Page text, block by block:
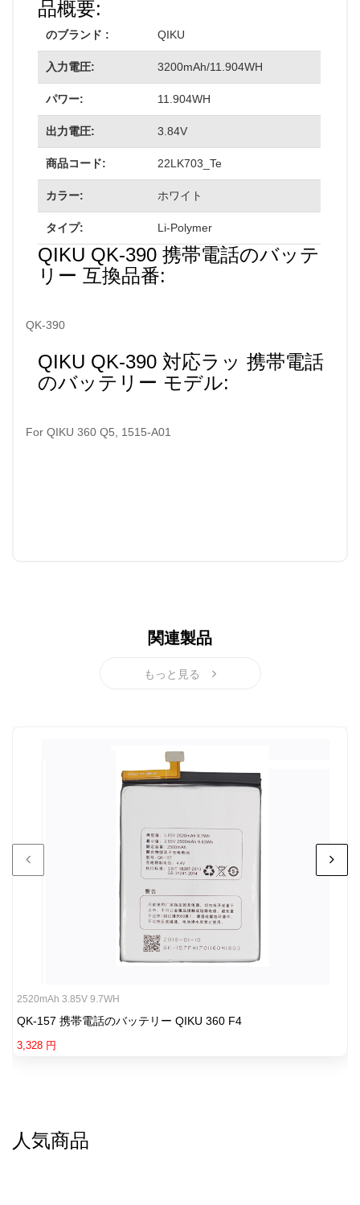
品概要:
のブランド : QIKU
入力電圧: 3200mAh/11.904WH
パワー: 11.904WH
出力電圧: 3.84V
商品コード: 22LK703_Te
カラー: ホワイト
タイプ: Li-Polymer
QIKU QK-390 携帯電話のバッテ
リー 互換品番:
QK-390
QIKU QK-390 対応ラッ 携帯電話
のバッテリー モデル:
For QIKU 360 Q5, 1515-A01
関連製品
もっと見る
2520mAh 3.85V 9.7WH
QK-157 携帯電話のバッテリー QIKU 360 F4
3,328 円
人気商品